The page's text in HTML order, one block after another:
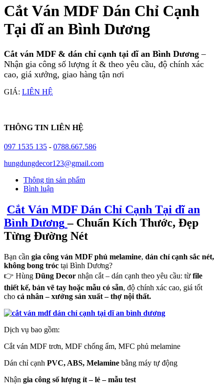
Cắt Ván MDF Dán Chỉ Cạnh
Tại dĩ an Bình Dương
Cắt ván MDF & dán chỉ cạnh tại dĩ an Bình Dương–
Nhận gia công số lượng ít & theo yêu cầu, độ chính xác
cao, giá xưởng, giao hàng tận nơi
GIÁ: LIÊN HỆ
THÔNG TIN LIÊN HỆ
097 1535 135 - 0788.667.586
hungdungdecor123@gmail.com
Thông tin sản phẩm
Bình luận
Cắt Ván MDF Dán Chỉ Cạnh Tại dĩ an
Bình Dương – Chuẩn Kích Thước, Đẹp
Từng Đường Nét
Bạn cần gia công ván MDF phủ melamine, dán chỉ cạnh sắc nét,
không bong tróc tại Bình Dương?
👉 Hùng Dũng Decor nhận cắt – dán cạnh theo yêu cầu: từ file
thiết kế, bản vẽ tay hoặc mẫu có sẵn, độ chính xác cao, giá tốt
cho cá nhân – xưởng sản xuất – thợ nội thất.
Dịch vụ bao gồm:
Cắt ván MDF trơn, MDF chống ẩm, MFC phủ melamine
Dán chỉ cạnh PVC, ABS, Melamine bằng máy tự động
Nhận gia công số lượng ít – lẻ – mẫu test